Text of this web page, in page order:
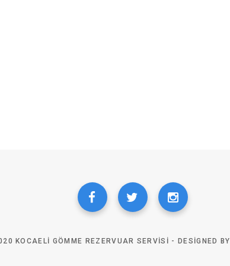
KOCAELI GÖMME REZERVUAR SERVISI - DESIGNED BY